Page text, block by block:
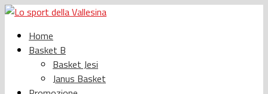
Home
Basket B
Basket Jesi
Janus Basket